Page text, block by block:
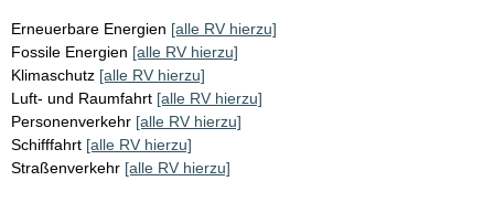
Erneuerbare Energien [alle RV hierzu]
Fossile Energien [alle RV hierzu]
Klimaschutz [alle RV hierzu]
Luft- und Raumfahrt [alle RV hierzu]
Personenverkehr [alle RV hierzu]
Schifffahrt [alle RV hierzu]
Straßenverkehr [alle RV hierzu]